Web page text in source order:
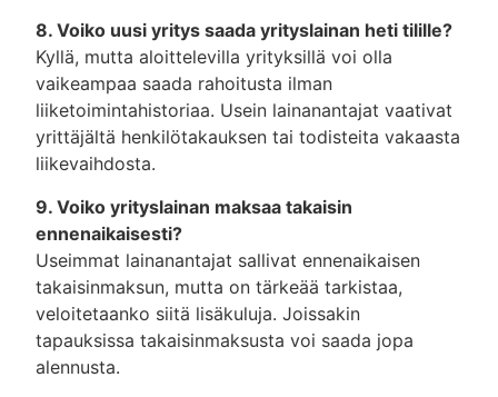
8. Voiko uusi yritys saada yrityslainan heti tilille?
Kyllä, mutta aloittelevilla yrityksillä voi olla
vaikeampaa saada rahoitusta ilman
liiketoimintahistoriaa. Usein lainanantajat vaativat
yrittäjältä henkilötakauksen tai todisteita vakaasta
liikevaihdosta.
9. Voiko yrityslainan maksaa takaisin
ennenaikaisesti?
Useimmat lainanantajat sallivat ennenaikaisen
takaisinmaksun, mutta on tärkeää tarkistaa,
veloitetaanko siitä lisäkuluja. Joissakin
tapauksissa takaisinmaksusta voi saada jopa
alennusta.